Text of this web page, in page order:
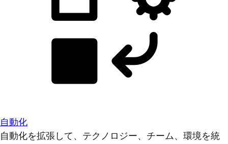
自動化
自動化を拡張して、テクノロジー、チーム、環境を統